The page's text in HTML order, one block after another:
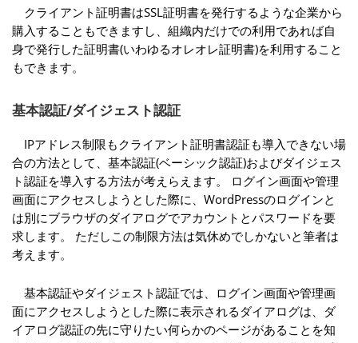
クライアント証明書はSSL証明書を発行するような企業から
購入することもできますし、組織内だけでの利用であれば自
身で発行した証明書(いわゆるオレオレ証明書)を利用すること
もできます。
基本認証/ダイジェスト認証
IPアドレス制限もクライアント証明書認証も導入できない場
合の方法として、基本認証(ベーシック認証)およびダイジェス
ト認証を導入する方法が考えらえます。 ログイン画面や管理
画面にアクセスしようとした際に、WordPressのログインと
は別にブラウザのダイアログでアカウントとパスワードを要
求します。 ただしこの制限方法は気休めでしかないと筆者は
考えます。
基本認証やダイジェスト認証では、ログイン画面や管理画
面にアクセスしようとした際に表示されるダイアログは、ダ
イアログ認証の先に守りたい何らかのページがあることを知